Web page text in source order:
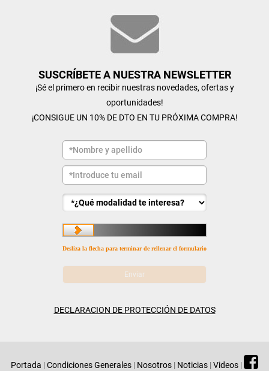
SUSCRÍBETE A NUESTRA NEWSLETTER
¡Sé el primero en recibir nuestras novedades, ofertas y
oportunidades!
¡CONSIGUE UN 10% DE DTO EN TU PRÓXIMA COMPRA!
Desliza la flecha para terminar de rellenar el formulario
DECLARACION DE PROTECCIÓN DE DATOS
Portada |Condiciones Generales | Nosotros | Noticias |Videos |